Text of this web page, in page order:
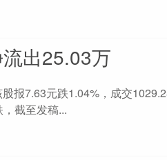
出25.03万
报7.63元跌1.04%，成交
截至发稿...